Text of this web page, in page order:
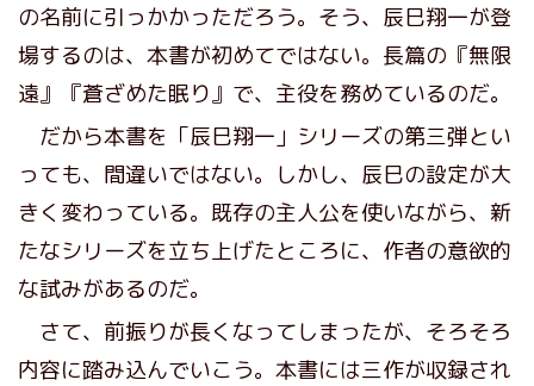
の名前に引っかかっただろう。そう、辰巳翔一が登
場するのは、本書が初めてではない。長篇の『無限
遠』『蒼ざめた眠り』で、主役を務めているのだ。
だから本書を「辰巳翔一」シリーズの第三弾とい
っても、間違いではない。しかし、辰巳の設定が大
きく変わっている。既存の主人公を使いながら、新
たなシリーズを立ち上げたところに、作者の意欲的
な試みがあるのだ。
さて、前振りが長くなってしまったが、そろそろ
内容に踏み込んでいこう。本書には三作が収録され